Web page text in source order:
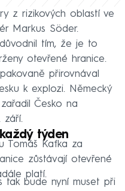
z rizikových oblastí ve
Markus Söder.
tím, že je to
otevřené hranice.
přirovnával
k explozi. Německý
Česko na
září.
týden
Tomáš Kafka za
zůstávají otevřené
platí.
tak bude nyní muset při